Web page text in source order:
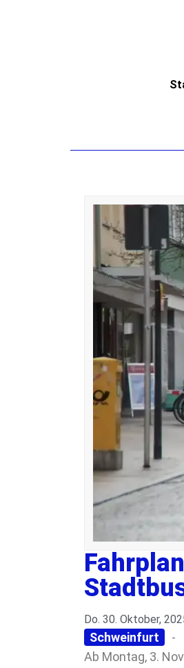
Do. 30. Oktober,
Schweinfurt
-
Ab Montag, 3.